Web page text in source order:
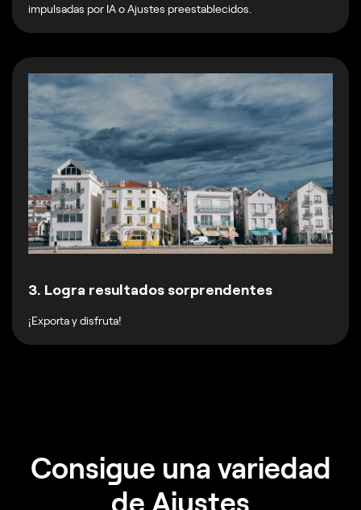
impulsadas por IA o Ajustes preestablecidos.
3. Logra resultados sorprendentes
¡Exporta y disfruta!
Consigue una variedad
de Ajustes